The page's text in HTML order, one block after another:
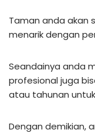
Taman anda akan
menarik dengan
Seandainya anda
profesional juga
atau tahunan
Dengan demikian,